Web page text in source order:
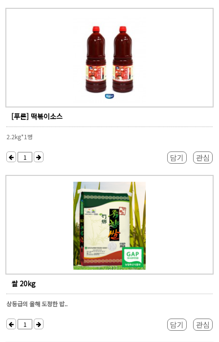
[푸른] 떡볶이소스
2.2kg*1병
담기 관심
쌀 20kg
상등급의 올해 도정한 밥..
담기 관심